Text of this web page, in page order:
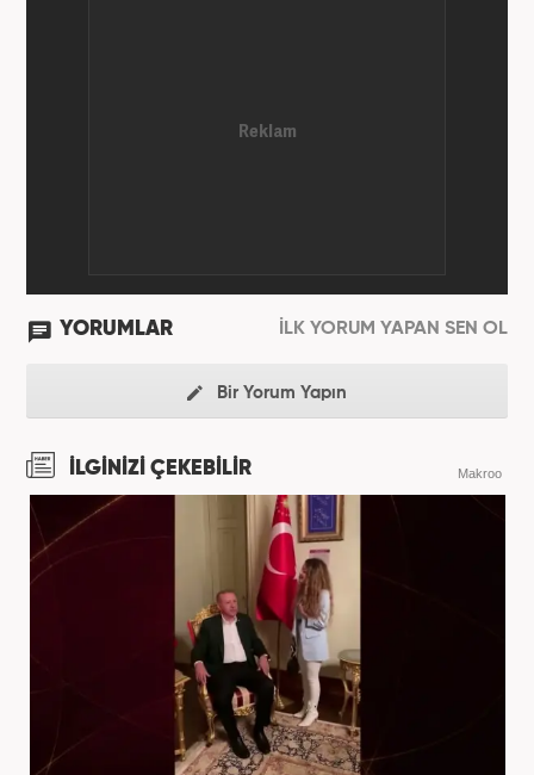
YORUMLAR İLK YORUM YAPAN SEN OL
Bir Yorum Yapın
İLGİNİZİ ÇEKEBİLİR Makroo